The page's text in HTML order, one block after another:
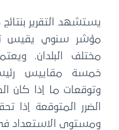
مؤشر سنوي يقيس
مختلف البلدان.
خمسة مقاييس
وتوقعات ما إذا كان
الضرر المتوقعة إذا
ومستوى الاستعداد في